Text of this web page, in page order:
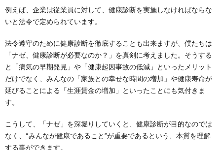
例えば、企業は従業員に対して、健康診断を実施しなければならな
いと法令で定められています。
法令遵守のために健康診断を徹底することも出来ますが、僕たちは
「ナゼ、健康診断が必要なのか？」を真剣に考えました。そうする
と「病気の早期発見」や「健康起因事故の低減」といったメリット
だけでなく、みんなの「家族との幸せな時間の増加」や健康寿命が
延びることによる「生涯賃金の増加」といったことにも気付きま
す。
こうして、「ナゼ」を深堀りしていくと、健康診断が目的なのでは
なく、“みんなが健康であること”が重要であるという、本質を理解
する事ができます。